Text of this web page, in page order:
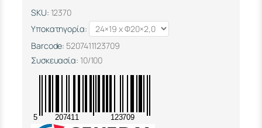
SKU: 12370
Υποκατηγορία:
Barcode: 5207411123709
Συσκευασία: 10/100
5 207411 123709